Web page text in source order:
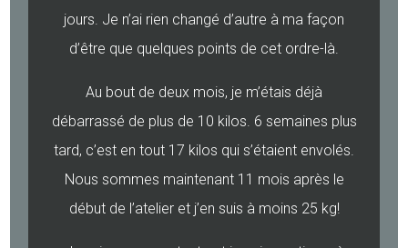
jours. Je n’ai rien changé d’autre à ma façon
d’être que quelques points de cet ordre-là.
Au bout de deux mois, je m’étais déjà
débarrassé de plus de 10 kilos. 6 semaines plus
tard, c’est en tout 17 kilos qui s’étaient envolés.
Nous sommes maintenant 11 mois après le
début de l’atelier et j’en suis à moins 25 kg!